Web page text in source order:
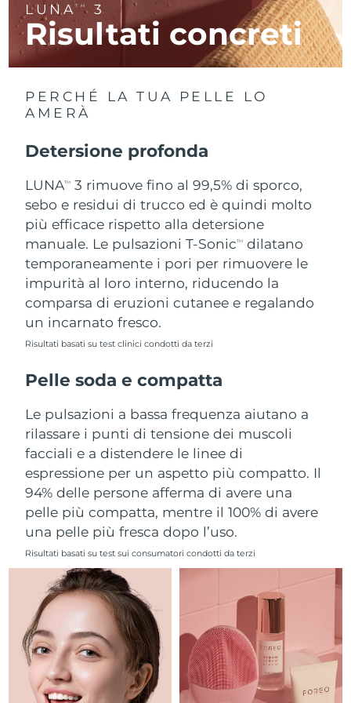
LUNATM 3
Risultati concreti
PERCHÉ LA TUA PELLE LO
AMERÀ
Detersione profonda
LUNATM
3 rimuove fino al 99,5% di sporco,
sebo e residui di trucco ed è quindi molto
più efficace rispetto alla detersione
manuale. Le pulsazioni T-SonicTM
dilatano
temporaneamente i pori per rimuovere le
impurità al loro interno, riducendo la
comparsa di eruzioni cutanee e regalando
un incarnato fresco.
Risultati basati su test clinici condotti da terzi
Pelle soda e compatta
Le pulsazioni a bassa frequenza aiutano a
rilassare i punti di tensione dei muscoli
facciali e a distendere le linee di
espressione per un aspetto più compatto. Il
94% delle persone afferma di avere una
pelle più compatta, mentre il 100% di avere
una pelle più fresca dopo l’uso.
Risultati basati su test sui consumatori condotti da terzi
RAS di Macao Consegna stimata12/08/2026
Malaysia
Malta
Messico Consegna stimata
Monaco Consegna stimata11/08/2026
Paesi Bassi Consegna stimata
Nuova Zelanda Consegna stimata 10/08/2026
Norvegia Consegna stimata
Oman
Portogallo Consegna stimata10/08/2026
Portorico Consegna stimata12/08/2026
Qatar Consegna stimata11/08/2026
Riunione Consegna stimata
Romania 10/08/2026
Russia Consegna stimata
Arabia Saudita Consegna stimata11/08/2026
Singapore Consegna stimata 12/08/2026